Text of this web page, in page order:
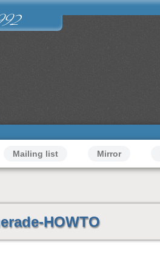
Mailing list Mirror
HOWTO